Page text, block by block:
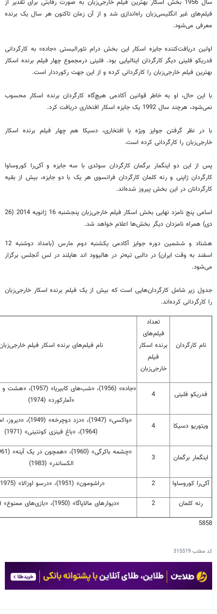
سال 1956 بخش اسکار بهترین فیلم خارجی‌زبان به صورت رقابتی برای تقدیر از
فیلم‌های غیر انگلیسی‌زبان راه‌اندازی شد و از آن زمان تاکنون هر سال یک برنده
معرفی می‌شود.
اولین دریافت‌کننده جایزه اسکار این بخش درام نئورالیستی «جاده»‌ به کارگردانی
فدریکو فلینی دیگر کارگردان ایتالیایی بود. فلینی درمجموع چهار فیلم برنده اسکار
بهترین فیلم خارجی‌‌زبان را کارگردانی کرده و از این جهت رکورددار است.
با این حال، او به خاطر قوانین آکادمی هیچ‌گاه کارگردان برنده اسکار محسوب
نمی‌شود، هرچند سال 1992 یک جایزه اسکار افتخاری دریافت کرد.
با در نظر گرفتن جوایز ویژه یا افتخاری، دسیکا هم چهار فیلم برنده اسکار
خارجی‌زبان را کارگردانی کرده است.
پس از این دو اینگمار برگمان کارگردان سوئدی با سه جایزه و آکی‌را کوروساوا
کارگردان ژاپنی و رنه کلمان کارگردان فرانسوی هر یک با دو جایزه، بیش از بقیه
کارگردانان در این بخش پیروز شده‌اند.
اسامی پنج نامزد نهایی بخش اسکار فیلم خارجی‌زبان پنجشنبه 16 ژانویه 2014 (26
دی) همراه نامزدان دیگر بخش‌ها اعلام خواهد شد.
هشتاد و ششمین دوره جوایز آکادمی یکشنبه دوم مارس (بامداد دوشنبه 12
اسفند به وقت ایران) در دالبی تیه‌تر در هالیوود اند هایلند در لس آنجلس برگزار
می‌شود.
جدول زیر شامل کارگردان‌هایی است که بیش از یک فیلم برنده اسکار خارجی‌زبان
را کارگردانی کرده‌اند.
نام کارگردان
تعداد
فیلم‌های
برنده اسکار
فیلم
خارجی‌زبان
نام فیلم‌های برنده اسکار فیلم
فدریکو فلینی 4
«آمارکورد» (1974)
ویتوریو دسیکا 4
«واکسی» (1947)، «دزد
(1964)، «باغ فینزی کونتینی» (1971)
اینگمار برگمان 3
الکساندر» (1983)
آکی‌را کوروساوا 2 «راشومون» (1951)، «درسو اوزالا» (1975)
رنه کلمان 2 «دیوارهای مالاپاگا» (1950)، «بازی‌های ممنوع» (1952)
5858
کد مطلب315519